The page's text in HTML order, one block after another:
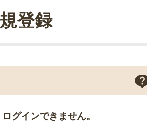
登録
ログインできません。